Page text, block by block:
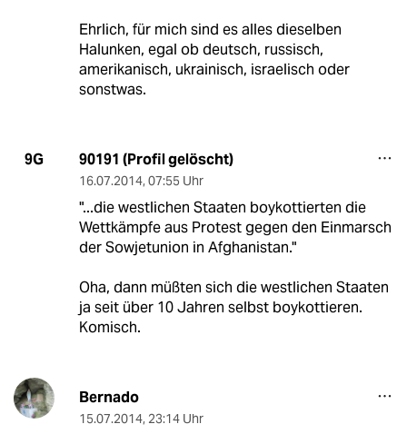
Ehrlich, für mich sind es alles dieselben
Halunken, egal ob deutsch, russisch,
amerikanisch, ukrainisch, israelisch oder
sonstwas.
9G 90191 (Profil gelöscht)
16.07.2014, 07:55 Uhr
"...die westlichen Staaten boykottierten die
Wettkämpfe aus Protest gegen den Einmarsch
der Sowjetunion in Afghanistan."
Oha, dann müßten sich die westlichen Staaten
ja seit über 10 Jahren selbst boykottieren.
Komisch.
Bernado
15.07.2014, 23:14 Uhr